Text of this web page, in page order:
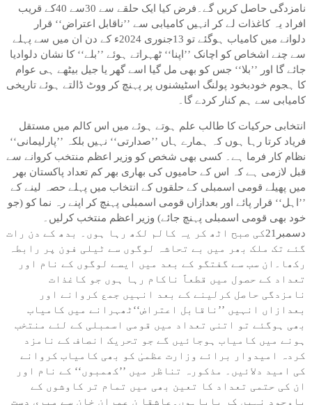
نامزدگی حاصل کریں گے۔فرض کیا ایک حلقے سے 30سے 40کے قریب
افراد یہ کاغذات لے کر انہیں کامیابی سے ’’ناقابل اعتراض‘‘ قرار
دلوانے میں کامیاب ہوگئے تو 13جنوری 2024ء کے دن ان میں سے پہلے
سے چنے اشخاص کو اچانک ’’اپنا‘‘ ٹھہراتے ہوئے ’’بلے‘‘ کا نشان دلوادیا
جائے گا اور ’’بلا‘‘ جس کو بھی مل گیا اسے گھر یا جیل بیٹھے ہی عوام
کا ہجوم خودبخود پولنگ اسٹیشنوں پر پہنچ کر ووٹ ڈالتے ہوئے تاریخی
کامیابی سے ہم کنار کردے گا۔
انتخابی حرکیات کا طالب علم ہوتے ہوئے میں اس کالم میں مستقل
فریاد کرتا رہا ہوں کہ ہمارے ہاں ’’صدارتی‘‘ نہیں بلکہ ’’پارلیمانی‘‘
نظام کار فرما ہے۔ کسی بھی شخص کو وزیر اعظم منتخب کروانے سے
قبل لازمی ہے کہ اس کے حامیوں کی بھاری بھر کم تعداد پاکستان بھر
میں پھیلے قومی اسمبلی کے حلقوں کے انتخاب میں پہلے حصہ لینے کے
’’اہل‘‘ قرار پائے اور بعدازاں قومی اسمبلی پہنچ کر اپنے رہ نما کو (جو
خود بھی قومی اسمبلی پہنچ جائے) وزیر اعظم منتخب کرلیں۔
دسمبر21کی صبح اٹھ کر یہ کالم لکھ رہا ہوں۔ بدھ کے دن رات
گئے تک ملک بھر میں بے تحاشہ لوگوں سے ٹیلی فون پر رابطہ
رکھا۔ان سب سے گفتگو کے بعد میں ایسے لوگوں کے نام اور
تعداد کے حصول میں قطعاََ ناکام رہا ہوں جو کاغذات
نامزدگی حاصل کرلینے کے بعد انہیں جمع کروانے اور
بعدازاں انہیں ’’ناقابل اعتراض‘‘ٹھہرانے میں کامیاب
بھی ہوگئے تو اتنی تعداد میں قومی اسمبلی کے لئے منتخب
ہونے میں کامیاب ہوجائیں گے جو تحریک انصاف کے نامزد
کردہ امیدوار برائے وزارت عظمیٰ کو بھی کامیاب کروانے
کی امید دلائیں۔ مذکورہ تناظر میں ’’کھمبوں‘‘ کے نام اور
ان کی حتمی تعداد کا تعین بھی میں تمام تر کاوشوں کے
باوجود نہیں کر پایاہوں۔عاشقا ن عمران خان سے میری دست